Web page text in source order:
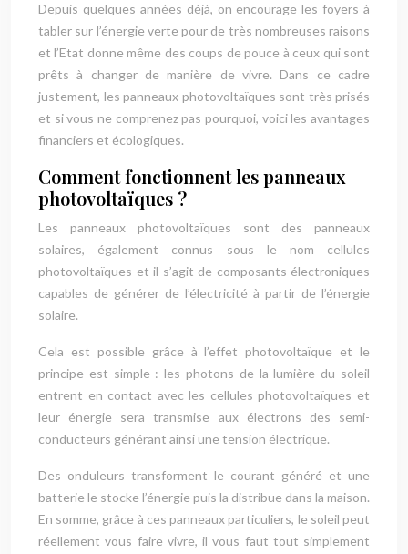
Depuis quelques années déjà, on encourage les foyers à
tabler sur l’énergie verte pour de très nombreuses raisons
et l’Etat donne même des coups de pouce à ceux qui sont
prêts à changer de manière de vivre. Dans ce cadre
justement, les panneaux photovoltaïques sont très prisés
et si vous ne comprenez pas pourquoi, voici les avantages
financiers et écologiques.
Comment fonctionnent les panneaux
photovoltaïques ?
Les panneaux photovoltaïques sont des panneaux
solaires, également connus sous le nom cellules
photovoltaïques et il s’agit de composants électroniques
capables de générer de l’électricité à partir de l’énergie
solaire.
Cela est possible grâce à l’effet photovoltaïque et le
principe est simple : les photons de la lumière du soleil
entrent en contact avec les cellules photovoltaïques et
leur énergie sera transmise aux électrons des semi-
conducteurs générant ainsi une tension électrique.
Des onduleurs transforment le courant généré et une
batterie le stocke l’énergie puis la distribue dans la maison.
En somme, grâce à ces panneaux particuliers, le soleil peut
réellement vous faire vivre, il vous faut tout simplement